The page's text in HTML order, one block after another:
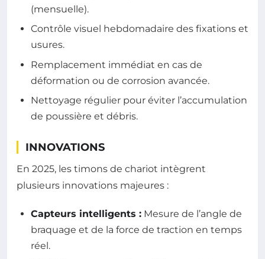
(mensuelle).
Contrôle visuel hebdomadaire des fixations et
usures.
Remplacement immédiat en cas de
déformation ou de corrosion avancée.
Nettoyage régulier pour éviter l’accumulation
de poussière et débris.
INNOVATIONS
En 2025, les timons de chariot intègrent
plusieurs innovations majeures :
Capteurs intelligents : Mesure de l’angle de
braquage et de la force de traction en temps
réel.